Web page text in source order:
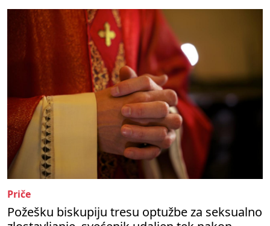
Priče
Požešku biskupiju tresu optužbe za seksualno